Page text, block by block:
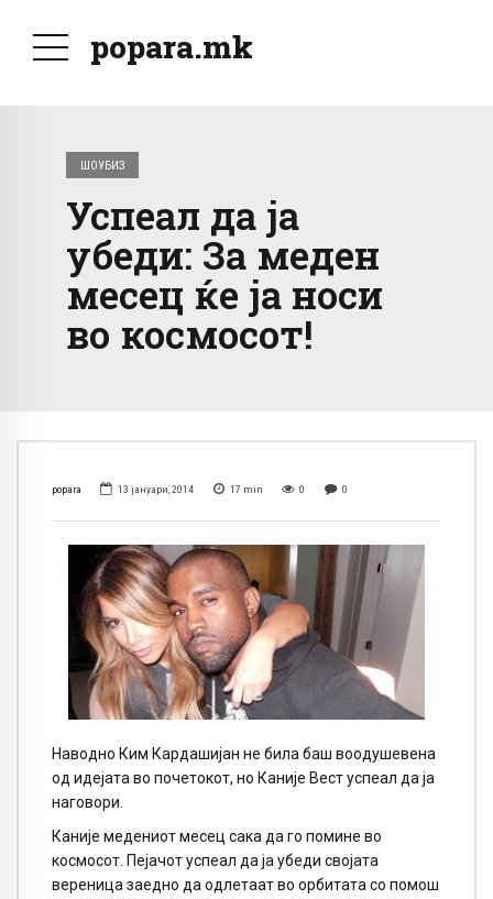
popara.mk
ШОУБИЗ
Успеал да ја
убеди: За меден
месец ќе ја носи
во космосот!
popara 13 јануари, 2014 17 min 0 0
Наводно Ким Кардашијан не била баш воодушевена
од идејата во почетокот, но Каније Вест успеал да ја
наговори.
Каније медениот месец сака да го помине во
космосот. Пејачот успеал да ја убеди својата
вереница заедно да одлетаат во орбитата со помош